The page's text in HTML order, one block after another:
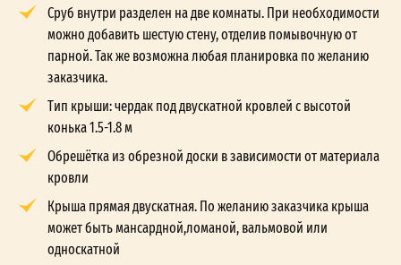
Сруб внутри разделен на две комнаты. При необходимости
можно добавить шестую стену, отделив помывочную от
парной. Так же возможна любая планировка по желанию
заказчика.
Тип крыши: чердак под двускатной кровлей с высотой
конька 1.5-1.8 м
Обрешётка из обрезной доски в зависимости от материала
кровли
Крыша прямая двускатная. По желанию заказчика крыша
может быть мансардной,ломаной, вальмовой или
односкатной